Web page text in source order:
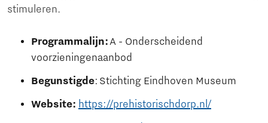
stimuleren.
Programmalijn:A - Onderscheidend
voorzieningenaanbod
Begunstigde: Stichting Eindhoven Museum
Website: https://prehistorischdorp.nl/